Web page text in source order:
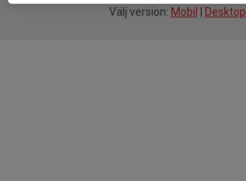
Välj version: Mobil Desktop